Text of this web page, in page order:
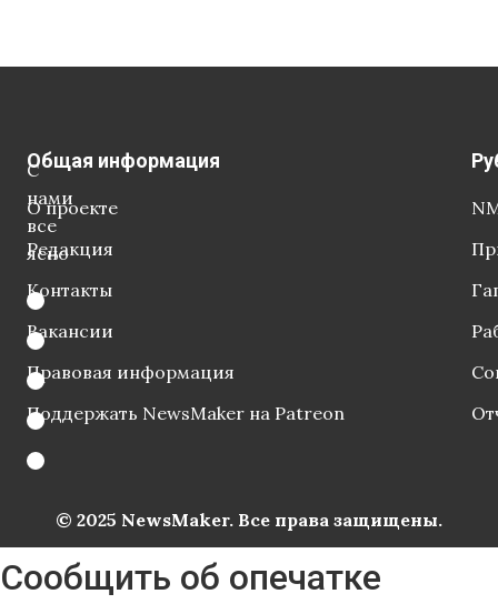
С
нами
все
ясно
Общая информация
О проекте
Редакция
Контакты
Вакансии
Правовая информация
Поддержать NewsMaker на Patreon
© 2025 NewsMaker. Все права защищены.
Сообщить об опечатке